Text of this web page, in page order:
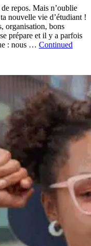
repos. Mais n’oublie
nouvelle vie d’étudiant !
organisation, bons
prépare et il y a parfois
: nous … Continued